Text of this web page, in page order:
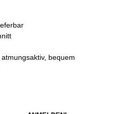
bequem